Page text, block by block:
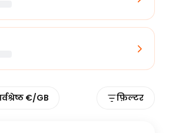
€/GB फ़िल्टर